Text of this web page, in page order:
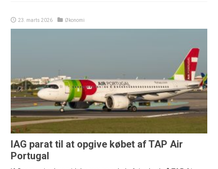
23. marts 2026 Økonomi
IAG parat til at opgive købet af TAP Air
Portugal